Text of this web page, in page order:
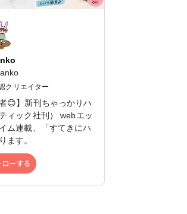
クリエイター
😊】新刊ちゃっかりハ
ィック社刊） webエッ
ム連載、「すてきにハ
ます。